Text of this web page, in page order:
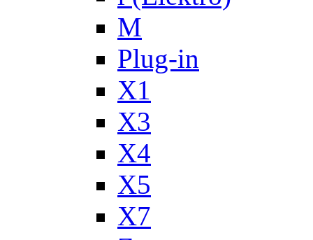
M
Plug-in
X1
X3
X4
X5
X7